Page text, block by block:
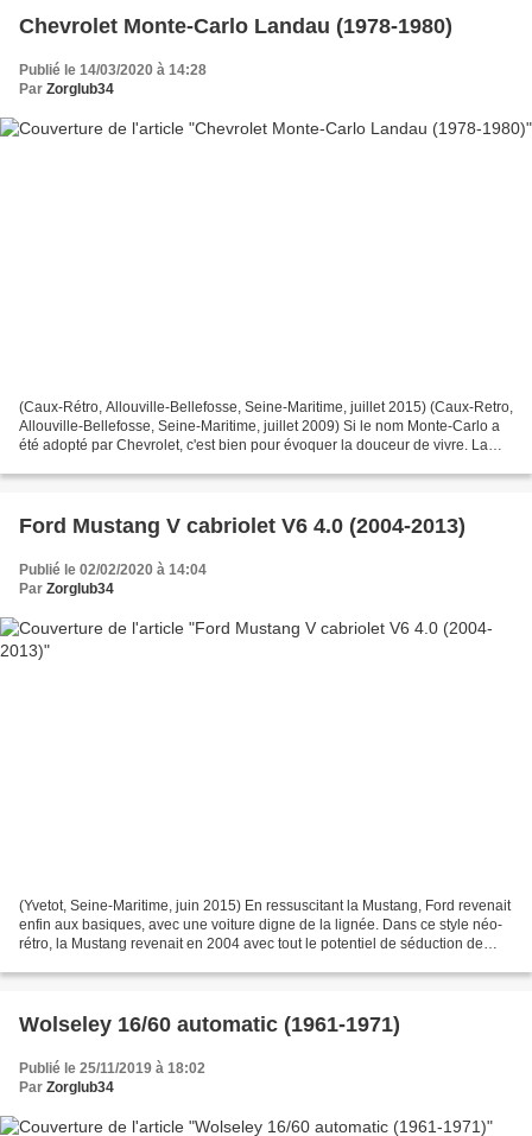
Chevrolet Monte-Carlo Landau (1978-1980)
Publié le 14/03/2020 à 14:28
Par Zorglub34
(Caux-Rétro, Allouville-Bellefosse, Seine-Maritime, juillet 2015) (Caux-Retro,
Allouville-Bellefosse, Seine-Maritime, juillet 2009) Si le nom Monte-Carlo a
été adopté par Chevrolet, c'est bien pour évoquer la douceur de vivre. La
Ford Mustang V cabriolet V6 4.0 (2004-2013)
Publié le 02/02/2020 à 14:04
Par Zorglub34
(Yvetot, Seine-Maritime, juin 2015) En ressuscitant la Mustang, Ford revenait
enfin aux basiques, avec une voiture digne de la lignée. Dans ce style néo-
rétro, la Mustang revenait en 2004 avec tout le potentiel de séduction de
Wolseley 16/60 automatic (1961-1971)
Publié le 25/11/2019 à 18:02
Par Zorglub34